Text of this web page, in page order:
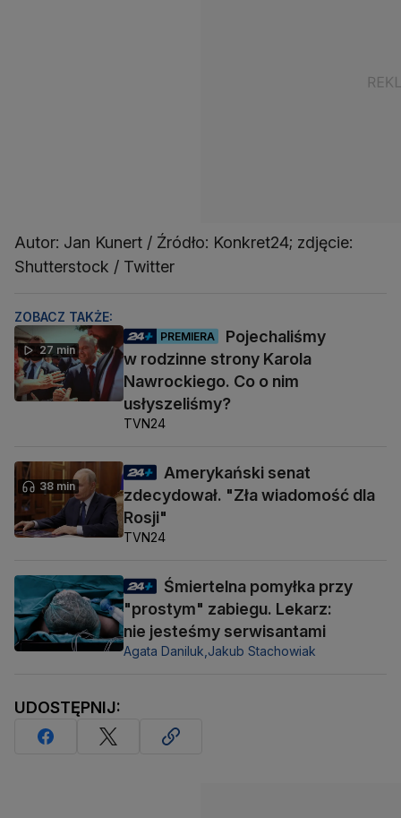
Autor: Jan Kunert / Źródło: Konkret24; zdjęcie:
Shutterstock / Twitter
ZOBACZ TAKŻE:
27 min
PREMIERA
Pojechaliśmy
w rodzinne strony Karola
Nawrockiego. Co o nim
usłyszeliśmy?
TVN24
38 min
Amerykański senat
zdecydował. "Zła wiadomość dla
Rosji"
TVN24
Śmiertelna pomyłka przy
"prostym" zabiegu. Lekarz:
nie jesteśmy serwisantami
Agata Daniluk, Jakub Stachowiak
UDOSTĘPNIJ: